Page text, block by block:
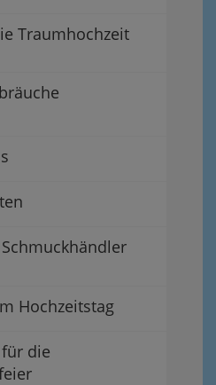
Traumhochzeit
Hochzeitstag
die